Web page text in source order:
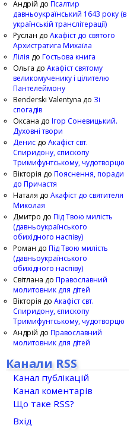
Андрій до Псалтир
давньоукраїнський 1643 року (в
українській транслітерації)
Руслан до Акафіст до святого
Архистратига Михаїла
Лілія до Гостьова книга
Ольга до Акафіст святому
великомученику і цілителю
Пантелеймону
Benderski Valentyna до Зі
спогадів
Оксана до Ігор Соневицький.
Духовні твори
Денис до Акафіст свт.
Спиридону, єпископу
Тримифунтському, чудотворцю
Вікторія до Пояснення, поради
до Причастя
Наталя до Акафіст до святителя
Миколая
Дмитро до Під Твою милість
(давньоукраїнського
обихідного наспіву)
Роман до Під Твою милість
(давньоукраїнського
обихідного наспіву)
Світлана до Православний
молитовник для дітей
Вікторія до Акафіст свт.
Спиридону, єпископу
Тримифунтському, чудотворцю
Андрій до Православний
молитовник для дітей
Канали RSS
Канал публікацій
Канал коментарів
Що таке RSS?
Вхід